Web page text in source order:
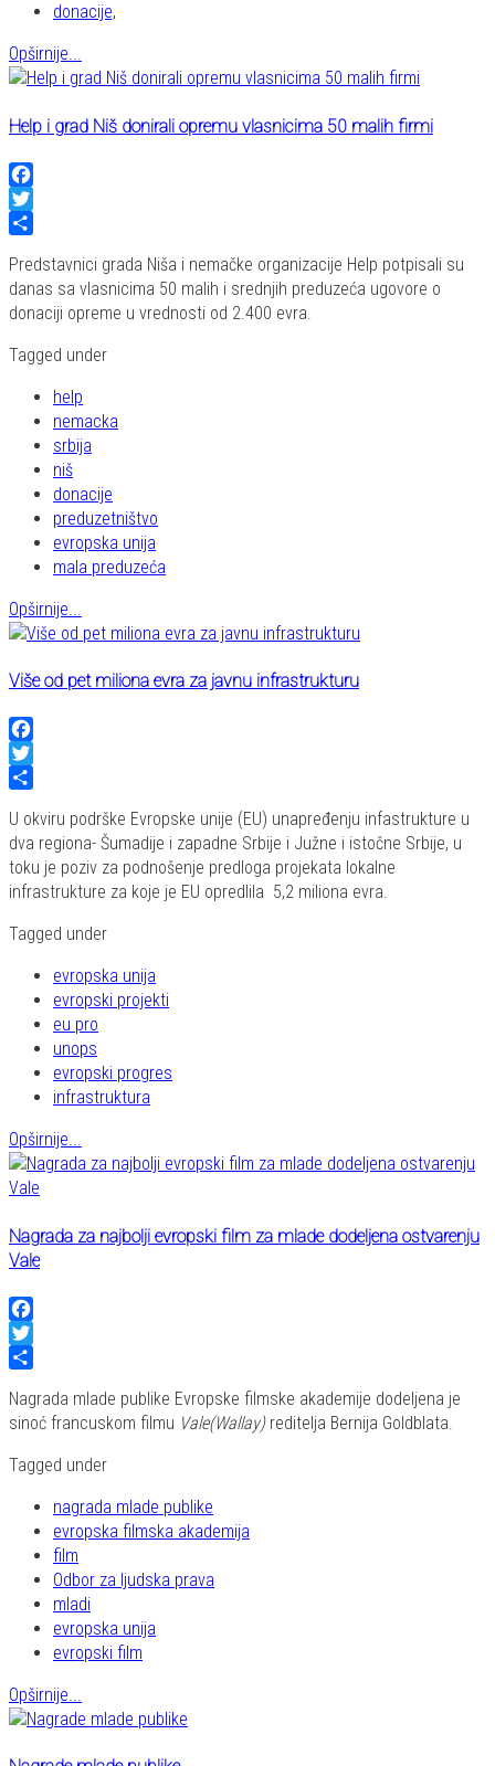
donacije,
Opširnije...
Help i grad Niš donirali opremu vlasnicima 50 malih firmi
Facebook
Twitter
Predstavnici grada Niša i nemačke organizacije Help potpisali su
danas sa vlasnicima 50 malih i srednjih preduzeća ugovore o
donaciji opreme u vrednosti od 2.400 evra.
Tagged under
help
nemacka
srbija
niš
donacije
preduzetništvo
evropska unija
mala preduzeća
Opširnije...
Više od pet miliona evra za javnu infrastrukturu
Facebook
Twitter
U okviru podrške Evropske unije (EU) unapređenju infastrukture u
dva regiona- Šumadije i zapadne Srbije i Južne i istočne Srbije, u
toku je poziv za podnošenje predloga projekata lokalne
infrastrukture za koje je EU opredlila 5,2 miliona evra.
Tagged under
evropska unija
evropski projekti
eu pro
unops
evropski progres
infrastruktura
Opširnije...
Nagrada za najbolji evropski film za mlade dodeljena ostvarenju
Vale
Facebook
Twitter
Nagrada mlade publike Evropske filmske akademije dodeljena je
sinoć francuskom filmu Vale(Wallay)reditelja Bernija Goldblata.
Tagged under
nagrada mlade publike
evropska filmska akademija
film
Odbor za ljudska prava
mladi
evropska unija
evropski film
Opširnije...